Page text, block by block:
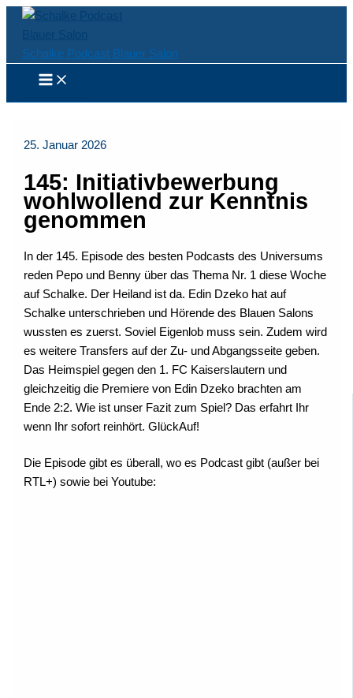
Zum
springen
Schalke Podcast Blauer Salon
25. Januar 2026
145: Initiativbewerbung
wohlwollend zur Kenntnis
genommen
In der 145. Episode des besten Podcasts des Universums
reden Pepo und Benny über das Thema Nr. 1 diese Woche
auf Schalke. Der Heiland ist da. Edin Dzeko hat auf
Schalke unterschrieben und Hörende des Blauen Salons
wussten es zuerst. Soviel Eigenlob muss sein. Zudem wird
es weitere Transfers auf der Zu- und Abgangsseite geben.
Das Heimspiel gegen den 1. FC Kaiserslautern und
gleichzeitig die Premiere von Edin Dzeko brachten am
Ende 2:2. Wie ist unser Fazit zum Spiel? Das erfahrt Ihr
wenn Ihr sofort reinhört. GlückAuf!
Die Episode gibt es überall, wo es Podcast gibt (außer bei
RTL+) sowie bei Youtube: